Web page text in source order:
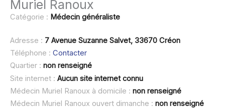
Muriel Ranoux
Catégorie : Médecin généraliste
Adresse : 7 Avenue Suzanne Salvet, 33670 Créon
Téléphone : Contacter
Quartier : non renseigné
Site internet : Aucun site internet connu
Médecin Muriel Ranoux à domicile : non renseigné
Médecin Muriel Ranoux ouvert dimanche : non renseigné